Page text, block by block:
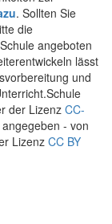
. Sollten Sie
die
angeboten
lässt
und
der Lizenz CC-
- von
Lizenz CC BY